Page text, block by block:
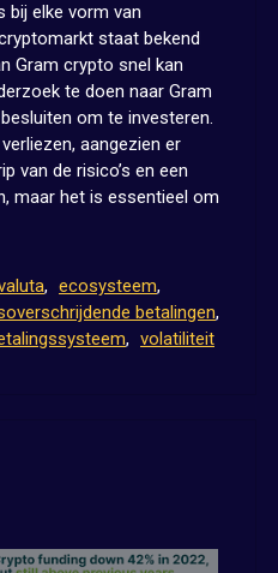
bij elke vorm van
staat bekend
Gram crypto snel kan
te doen naar Gram
om te investeren.
aangezien er
van de risico’s en een
maar het is essentieel om
, ecosysteem,
betalingen,
, volatiliteit